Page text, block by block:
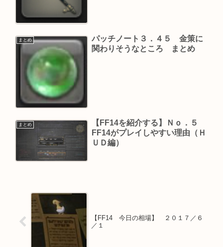
まとめ
パッチノート３．４５ 金策に
関わりそうなところ まとめ
まとめ
【FF14を紹介する】Ｎｏ．５
FF14がプレイしやすい理由（Ｈ
ＵＤ編）
【FF14 今日の相場】 ２０１７／６
／１